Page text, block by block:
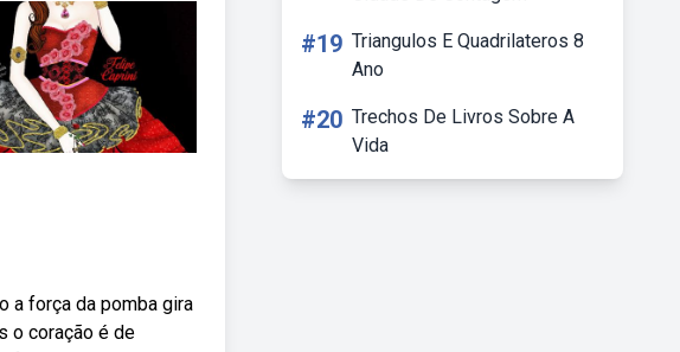
a força da pomba gira
o coração é de
#19 Triangulos E Quadrilateros 8
Ano
#20 Trechos De Livros Sobre A
Vida